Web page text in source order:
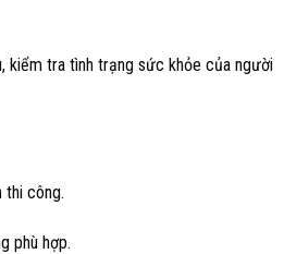
kiểm tra tình trạng sức khỏe của người
thi công.
phù hợp.